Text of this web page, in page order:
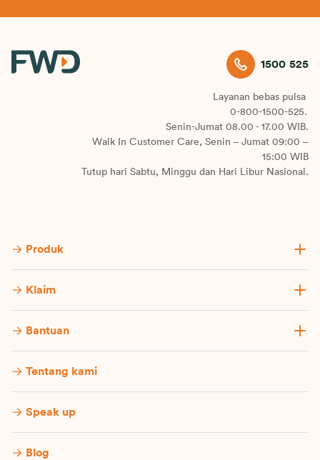
1500 525
Layanan bebas pulsa
0-800-1500-525.
Senin-Jumat 08.00 - 17.00 WIB.
Walk In Customer Care, Senin – Jumat 09:00 –
15:00 WIB
Tutup hari Sabtu, Minggu dan Hari Libur Nasional.
Produk
Klaim
Bantuan
Tentang kami
Speak up
Blog